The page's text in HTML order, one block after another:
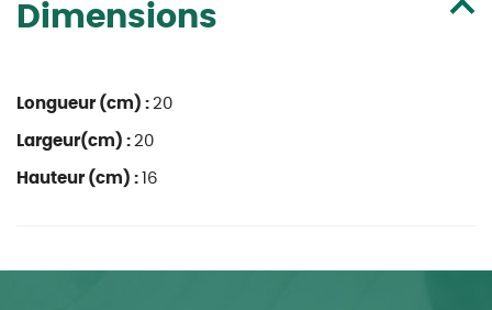
Dimensions
Longueur (cm) : 20
Largeur(cm) : 20
Hauteur (cm) : 16